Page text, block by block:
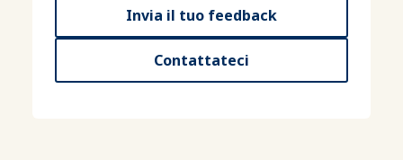
Invia il tuo feedback
Contattateci